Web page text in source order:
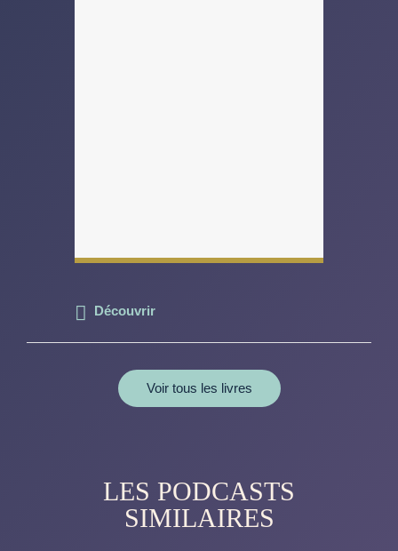
Découvrir
Voir tous les livres
LES PODCASTS
SIMILAIRES